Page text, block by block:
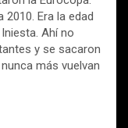
2010. Era la edad
Ahí no
y se sacaron
más vuelvan